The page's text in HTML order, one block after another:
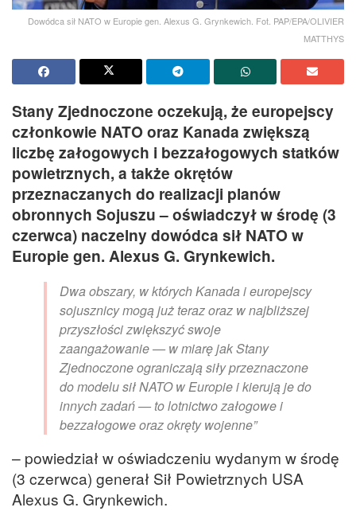
Dowódca sił NATO w Europie gen. Alexus G. Grynkewich. Fot. PAP/EPA/OLIVIER
MATTHYS
Stany Zjednoczone oczekują, że europejscy
członkowie NATO oraz Kanada zwiększą
liczbę załogowych i bezzałogowych statków
powietrznych, a także okrętów
przeznaczanych do realizacji planów
obronnych Sojuszu – oświadczył w środę (3
czerwca) naczelny dowódca sił NATO w
Europie gen. Alexus G. Grynkewich.
Dwa obszary, w których Kanada i europejscy
sojusznicy mogą już teraz oraz w najbliższej
przyszłości zwiększyć swoje
zaangażowanie — w miarę jak Stany
Zjednoczone ograniczają siły przeznaczone
do modelu sił NATO w Europie i kierują je do
innych zadań — to lotnictwo załogowe i
bezzałogowe oraz okręty wojenne”
– powiedział w oświadczeniu wydanym w środę
(3 czerwca) generał Sił Powietrznych USA
Alexus G. Grynkewich.